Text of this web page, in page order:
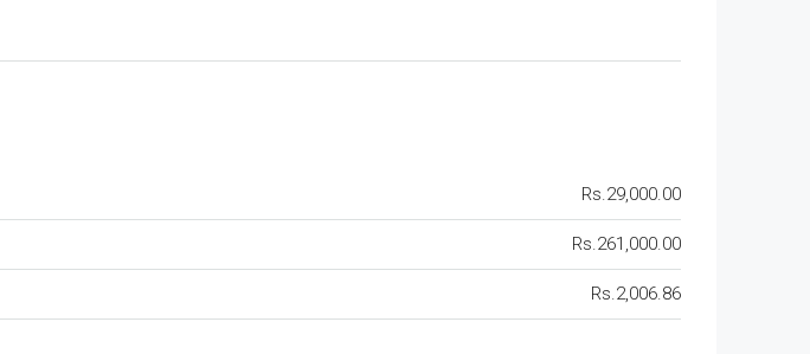
Rs.29,000.00
Rs.261,000.00
Rs.2,006.86